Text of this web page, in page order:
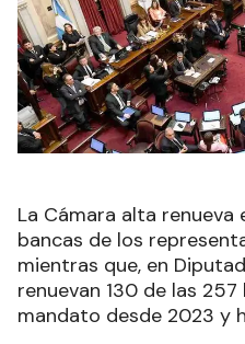
La Cámara alta renueva
bancas de los
mientras que, en
renuevan 130 de las
mandato desde 2023 y